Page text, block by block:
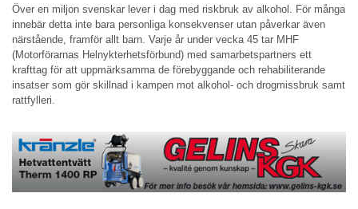
Över en miljon svenskar lever i dag med riskbruk av alkohol. För många
innebär detta inte bara personliga konsekvenser utan påverkar även
närstående, framför allt barn. Varje år under vecka 45 tar MHF
(Motorförarnas Helnykterhetsförbund) med samarbetspartners ett
krafttag för att uppmärksamma de förebyggande och rehabiliterande
insatser som gör skillnad i kampen mot alkohol- och drogmissbruk samt
rattfylleri.